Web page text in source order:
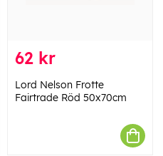
62 kr
Lord Nelson Frotte
Fairtrade Röd 50x70cm